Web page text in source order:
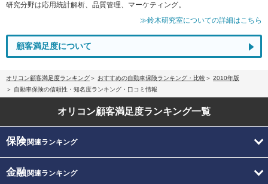
研究分野は応用統計解析、品質管理、マーケティング。
≫鈴木研究室についての詳細はこちら
顧客満足度について
オリコン顧客満足度ランキング おすすめの自動車保険ランキング・比較
2010年版
自動車保険の信頼性・知名度ランキング・口コミ情報
オリコン顧客満足度ランキング一覧
保険関連ランキング
金融関連ランキング